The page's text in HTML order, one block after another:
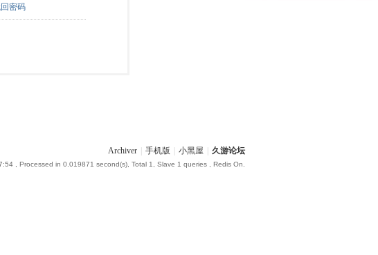
密码
Archiver
手机版 小黑屋 久游论坛
, Processed in 0.019871 second(s), Total 1, Slave 1 queries , Redis On.